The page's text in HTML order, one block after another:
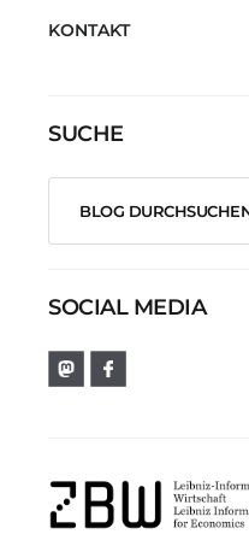
KONTAKT
SUCHE
SOCIAL MEDIA